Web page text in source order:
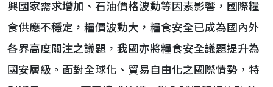
興國家需求增加、石油價格波動等因素影響，國際糧
食供應不穩定，糧價波動大，糧食安全已成為國內外
各界高度關注之議題，我國亦將糧食安全議題提升為
國安層級。面對全球化、貿易自由化之國際情勢，特